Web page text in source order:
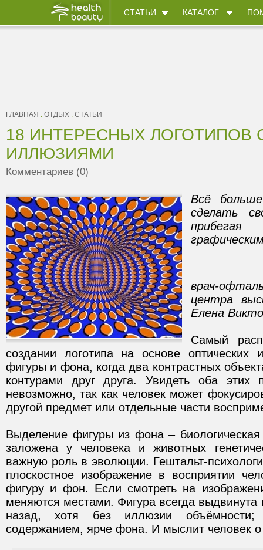
СТАТЬИ КАТАЛОГ
ГЛАВНАЯ : ОТДЫХ : СТАТЬИ
18 ИНТЕРЕСНЫХ ЛОГОТИПОВ
ИЛЛЮЗИЯМИ
Комментариев (0)
Всё
сделать
врач-
центра
Елена
Самый
создании логотипа на основе оптических
фигуры и фона, когда два контрастных
контурами друг друга. Увидеть оба этих
невозможно, так как человек может
другой предмет или отдельные части
Выделение фигуры из фона – биологическая
заложена у человека и животных
важную роль в эволюции. Гештальт-
плоскостное изображение в восприятии
фигуру и фон. Если смотреть на
меняются местами. Фигура всегда
назад, хотя без иллюзии
содержанием, ярче фона. И мыслит человек